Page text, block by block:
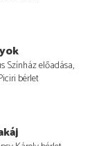
Színház előadása,
bérlet